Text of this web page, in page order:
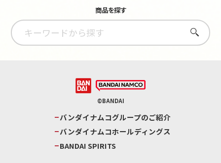
商品を探す
さがす
©BANDAI
バンダイナムコグループのご紹介
バンダイナムコホールディングス
BANDAI SPIRITS